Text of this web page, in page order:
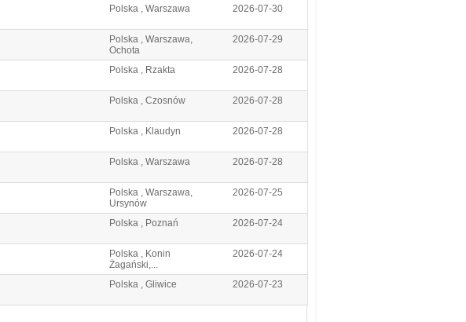
Polska , Warszawa 2026-07-30
Polska , Warszawa,
Ochota
2026-07-29
Polska , Rzakta 2026-07-28
Polska , Czosnów 2026-07-28
Polska , Klaudyn 2026-07-28
Polska , Warszawa 2026-07-28
Polska , Warszawa,
Ursynów
2026-07-25
Polska , Poznań 2026-07-24
Polska , Konin
Żagański,...
2026-07-24
Polska , Gliwice 2026-07-23